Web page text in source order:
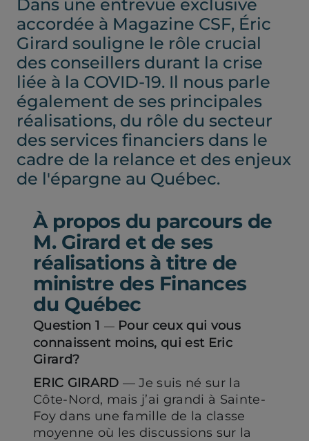
nouvel
onglet)
nouvel
onglet)
Dans une entrevue exclusive
accordée à Magazine CSF, Éric
Girard souligne le rôle crucial
des conseillers durant la crise
liée à la COVID-19. Il nous parle
également de ses principales
réalisations, du rôle du secteur
des services financiers dans le
cadre de la relance et des enjeux
de l'épargne au Québec.
À propos du parcours de
M. Girard et de ses
réalisations à titre de
ministre des Finances
du Québec
Question 1 —Pour ceux qui vous
connaissent moins, qui est Eric
Girard?
ERIC GIRARD — Je suis né sur la
Côte-Nord, mais j’ai grandi à Sainte-
Foy dans une famille de la classe
moyenne où les discussions sur la